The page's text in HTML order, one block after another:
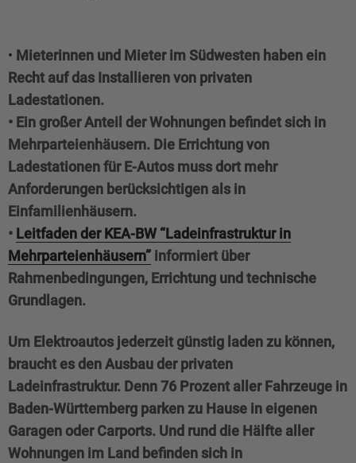
• Mieterinnen und Mieter im Südwesten haben ein
Recht auf das Installieren von privaten
Ladestationen.
• Ein großer Anteil der Wohnungen befindet sich in
Mehrparteienhäusern. Die Errichtung von
Ladestationen für E-Autos muss dort mehr
Anforderungen berücksichtigen als in
Einfamilienhäusern.
• Leitfaden der KEA-BW “Ladeinfrastruktur in
Mehrparteienhäusern” informiert über
Rahmenbedingungen, Errichtung und technische
Grundlagen.
Um Elektroautos jederzeit günstig laden zu können,
braucht es den Ausbau der privaten
Ladeinfrastruktur. Denn 76 Prozent aller Fahrzeuge in
Baden-Württemberg parken zu Hause in eigenen
Garagen oder Carports. Und rund die Hälfte aller
Wohnungen im Land befinden sich in